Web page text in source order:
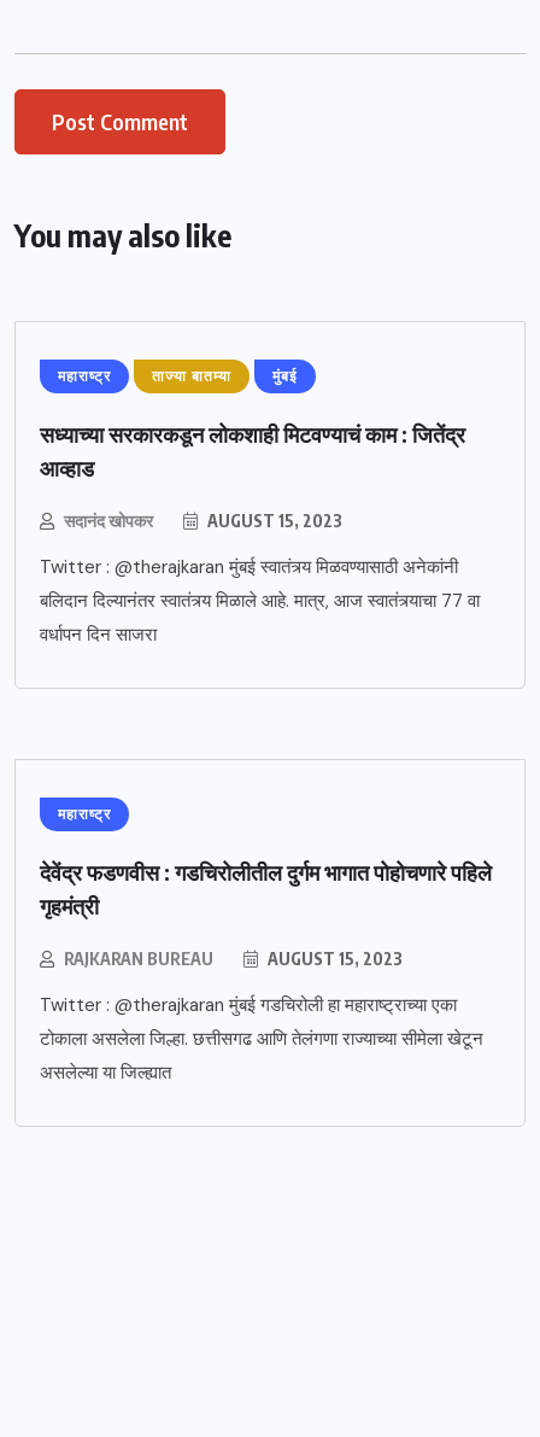
You may also like
महाराष्ट्र ताज्या बातम्या मुंबई
सध्याच्या सरकारकडून लोकशाही मिटवण्याचं काम : जितेंद्र
आव्हाड
सदानंद खोपकर AUGUST 15, 2023
Twitter : @therajkaran मुंबई स्वातंत्र्य मिळवण्यासाठी अनेकांनी
बलिदान दिल्यानंतर स्वातंत्र्य मिळाले आहे. मात्र, आज स्वातंत्र्याचा 77 वा
वर्धापन दिन साजरा
महाराष्ट्र
देवेंद्र फडणवीस : गडचिरोलीतील दुर्गम भागात पोहोचणारे पहिले
गृहमंत्री
RAJKARAN BUREAU AUGUST 15, 2023
Twitter : @therajkaran मुंबई गडचिरोली हा महाराष्ट्राच्या एका
टोकाला असलेला जिल्हा. छत्तीसगढ आणि तेलंगणा राज्याच्या सीमेला खेटून
असलेल्या या जिल्ह्यात